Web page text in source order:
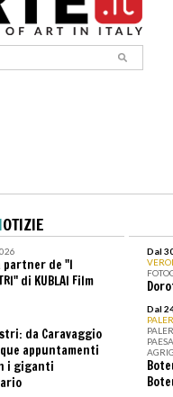
OTIZIE
partner de "I
di KUBLAI Film
da Caravaggio
appuntamenti
i giganti
Dal
Dal